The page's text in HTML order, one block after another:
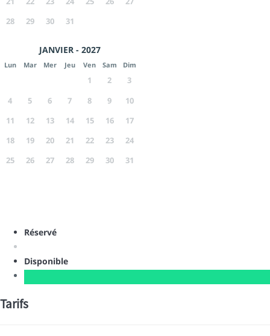
28
29 30 31
JANVIER - 2027
Lun Mar Mer Jeu Ven Sam Dim
1 2
3
4
5 6 7 8 9
10
11
12 13 14 15 16
17
18
19 20 21 22 23
24
25
26 27 28 29 30 31
Réservé
Disponible
Tarifs